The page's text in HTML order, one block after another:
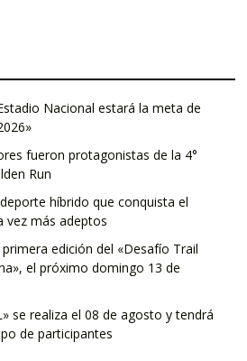
Nacional estará la meta de
fueron protagonistas de la 4°
Run
híbrido que conquista el
vez más adeptos
edición del «Desafío Trail
el próximo domingo 13 de
se realiza el 08 de agosto y tendrá
de participantes